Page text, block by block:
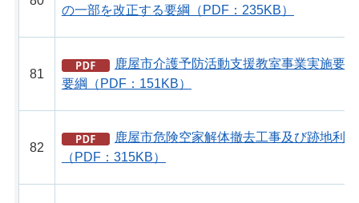
の一部を改正する要綱（PDF：235KB）
81
鹿屋市介護予防活動支援教室事業実施要
要綱（PDF：151KB）
82
鹿屋市危険空家解体撤去工事及び跡地利
（PDF：315KB）